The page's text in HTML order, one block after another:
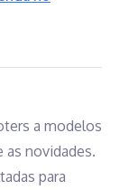
a modelos
novidades.
para